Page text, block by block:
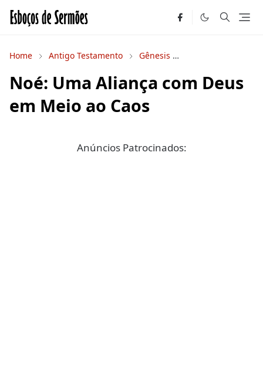
Home Antigo Testamento Gênesis
Noé: Uma Aliança com Deus
em Meio ao Caos
Anúncios Patrocinados: